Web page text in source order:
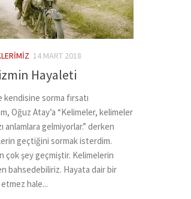
14 MART 2018
Hayaleti
kendisine sorma fırsatı
Oğuz Atay’a “Kelimeler, kelimeler
anlamlara gelmiyorlar.” derken
geçtiğini sormak isterdim.
çok şey geçmiştir. Kelimelerin
bahsedebiliriz. Hayata dair bir
hale...